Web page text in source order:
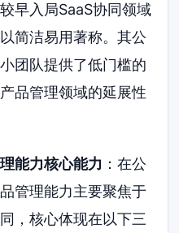
早入局SaaS协同领域
简洁易用著称。其公
团队提供了低门槛的
品管理领域的延展性
能力核心能力 ：在公
管理能力主要聚焦于
，核心体现在以下三